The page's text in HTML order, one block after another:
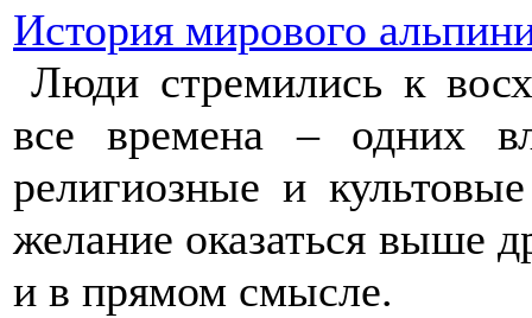
История мирового
Люди стремились к
все времена – одних
религиозные и
желание оказаться выше
и в прямом смысле.